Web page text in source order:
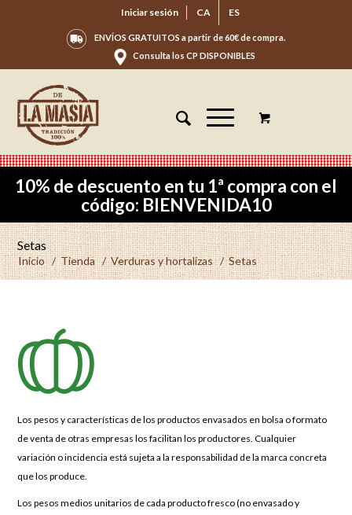
Iniciar sesión CA ES
ENVÍOS GRATUITOS a partir de 60€ de compra.
Consulta los CP DISPONIBLES
10% de descuento en tu 1ª compra con el
código: BIENVENIDA10
Setas
Inicio / Tienda / Verduras y hortalizas / Setas
Los pesos y características de los productos envasados en bolsa o formato
de venta de otras empresas los facilitan los productores. Cualquier
variación o incidencia está sujeta a la responsabilidad de la marca concreta
que los produce.
Los pesos medios unitarios de cada producto fresco (no envasado y